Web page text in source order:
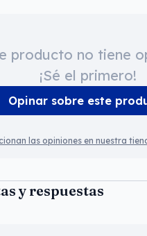
producto no tiene
¡Sé el primero!
Opinar sobre este
las opiniones en nuestra
y respuestas